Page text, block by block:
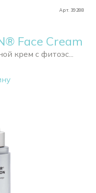
Арт. 39288
Face Cream
крем с фитоэс...